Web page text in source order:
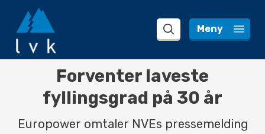
search
Forventer laveste
fyllingsgrad på 30 år
Europower omtaler NVEs pressemelding